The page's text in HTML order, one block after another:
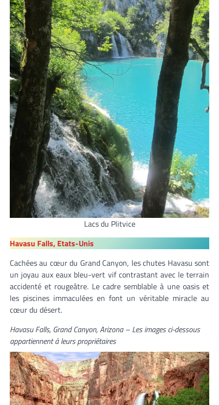
Lacs du Plitvice
Havasu Falls, Etats-Unis
Cachées au cœur du Grand Canyon, les chutes Havasu sont
un joyau aux eaux bleu-vert vif contrastant avec le terrain
accidenté et rougeâtre. Le cadre semblable à une oasis et
les piscines immaculées en font un véritable miracle au
cœur du désert.
Havasu Falls, Grand Canyon, Arizona – Les images ci-dessous
appartiennent à leurs propriétaires